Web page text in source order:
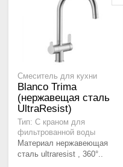
Смеситель для кухни
Blanco Trima
(нержавещая сталь
UltraResist)
Тип: С краном для
фильтрованной воды
Материал нержавеющая
сталь ultraresist , 360°..